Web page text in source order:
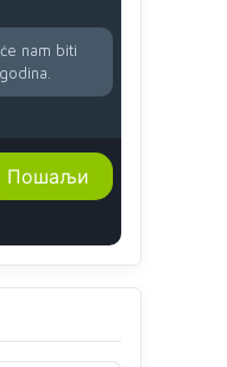
će nam biti